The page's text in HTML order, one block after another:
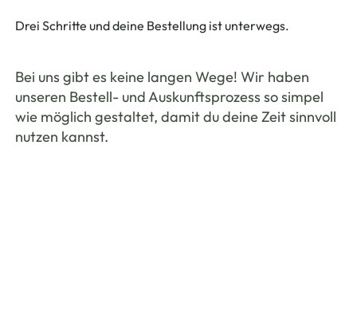
Drei Schritte und deine Bestellung ist unterwegs.
Bei uns gibt es keine langen Wege! Wir haben
unseren Bestell- und Auskunftsprozess so simpel
wie möglich gestaltet, damit du deine Zeit sinnvoll
nutzen kannst.